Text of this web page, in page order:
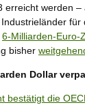
erreicht werden
für
6-Milliarden-Euro-
bisher
Dollar
bestätigt die